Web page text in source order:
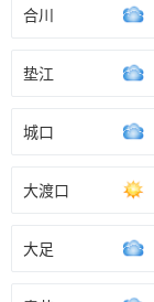
合川
垫江
城口
大渡口
大足